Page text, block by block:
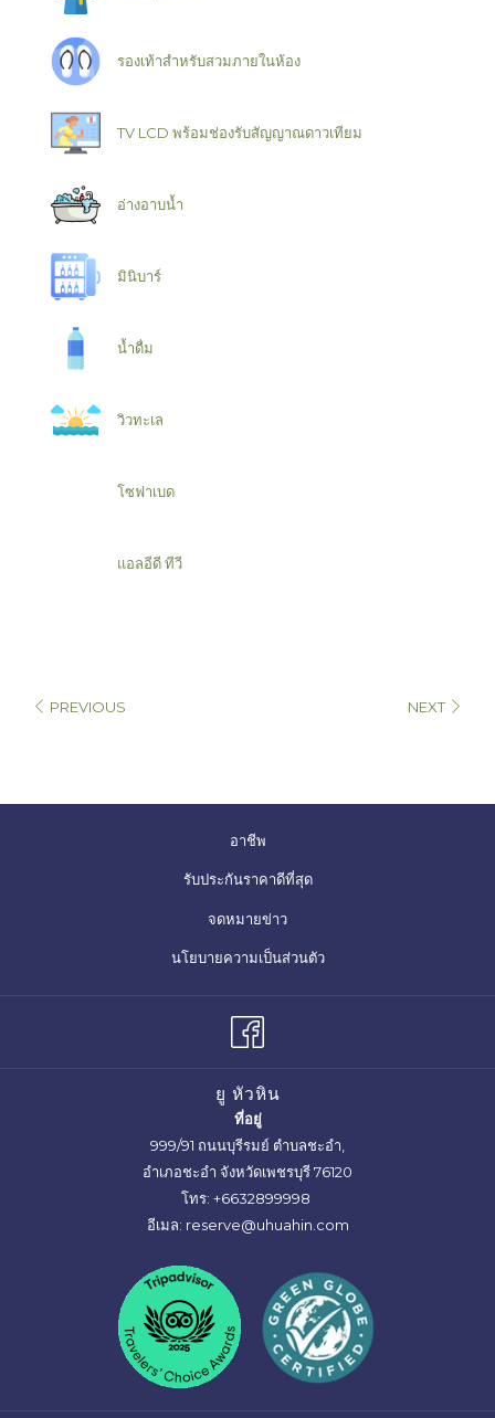
รองเท้าสำหรับสวมภายในห้อง
TV LCD พร้อมช่องรับสัญญาณดาวเทียม
อ่างอาบน้ำ
มินิบาร์
น้ำดื่ม
วิวทะเล
โซฟาเบด
แอลอีดี ทีวี
PREVIOUS NEXT
อาชีพเปิด
ใหม่
รับประกันราคาดีที่สุด
จดหมายข่าว
นโยบายความเป็นส่วนตัวเปิด
ยู หัวหิน
ที่อยู่
999/91 ถนนบุรีรมย์ ตำบลชะอำ,
อำเภอชะอำ จังหวัดเพชรบุรี 76120
โทร: +6632899998
อีเมล: reserve@uhuahin.com